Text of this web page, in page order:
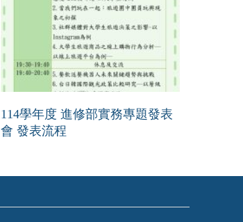
114學年度 進修部實務專題發表
會 發表流程